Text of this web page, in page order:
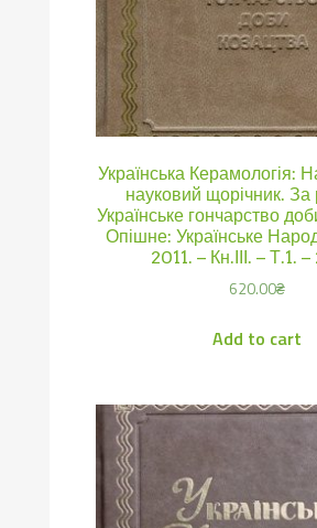
Українська Керамологія:
науковий щорічник. За
Українське гончарство
Опішне: Українське
2011. – Кн.ІІІ. – Т.1.
620.00₴
Add to cart